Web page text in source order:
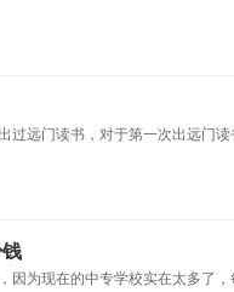
远门读书，对于第一次出远门
为现在的中专学校实在太多了